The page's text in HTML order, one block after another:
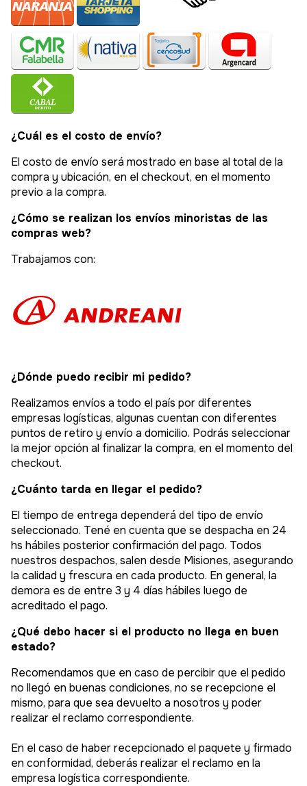
¿Cuál es el costo de envío?
El costo de envío será mostrado en base al total de la
compra y ubicación, en el checkout, en el momento
previo a la compra.
¿Cómo se realizan los envíos minoristas de las
compras web?
Trabajamos con:
¿Dónde puedo recibir mi pedido?
Realizamos envíos a todo el país por diferentes
empresas logísticas, algunas cuentan con diferentes
puntos de retiro y envío a domicilio. Podrás seleccionar
la mejor opción al finalizar la compra, en el momento del
checkout.
¿Cuánto tarda en llegar el pedido?
El tiempo de entrega dependerá del tipo de envío
seleccionado. Tené en cuenta que se despacha en 24
hs hábiles posterior confirmación del pago. Todos
nuestros despachos, salen desde Misiones, asegurando
la calidad y frescura en cada producto. En general, la
demora es de entre 3 y 4 días hábiles luego de
acreditado el pago.
¿Qué debo hacer si el producto no llega en buen
estado?
Recomendamos que en caso de percibir que el pedido
no llegó en buenas condiciones, no se recepcione el
mismo, para que sea devuelto a nosotros y poder
realizar el reclamo correspondiente.
En el caso de haber recepcionado el paquete y firmado
en conformidad, deberás realizar el reclamo en la
empresa logística correspondiente.